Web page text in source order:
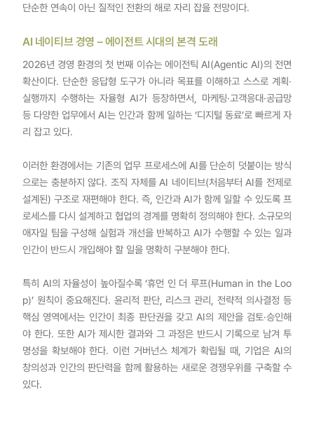
단순한 연속이 아닌 질적인 전환의 해로 자리 잡을 전망이다.
AI 네이티브 경영 – 에이전트 시대의 본격 도래
2026년 경영 환경의 첫 번째 이슈는 에이전틱 AI(Agentic AI)의 전면
확산이다. 단순한 응답형 도구가 아니라 목표를 이해하고 스스로 계획·
실행까지 수행하는 자율형 AI가 등장하면서, 마케팅·고객응대·공급망
등 다양한 업무에서 AI는 인간과 함께 일하는 ‘디지털 동료’로 빠르게 자
리 잡고 있다.
이러한 환경에서는 기존의 업무 프로세스에 AI를 단순히 덧붙이는 방식
으로는 충분하지 않다. 조직 자체를 AI 네이티브(처음부터 AI를 전제로
설계된) 구조로 재편해야 한다. 즉, 인간과 AI가 함께 일할 수 있도록 프
로세스를 다시 설계하고 협업의 경계를 명확히 정의해야 한다. 소규모의
애자일 팀을 구성해 실험과 개선을 반복하고 AI가 수행할 수 있는 일과
인간이 반드시 개입해야 할 일을 명확히 구분해야 한다.
특히 AI의 자율성이 높아질수록 ‘휴먼 인 더 루프(Human in the Loo
p)’ 원칙이 중요해진다. 윤리적 판단, 리스크 관리, 전략적 의사결정 등
핵심 영역에서는 인간이 최종 판단권을 갖고 AI의 제안을 검토·승인해
야 한다. 또한 AI가 제시한 결과와 그 과정은 반드시 기록으로 남겨 투
명성을 확보해야 한다. 이런 거버넌스 체계가 확립될 때, 기업은 AI의
창의성과 인간의 판단력을 함께 활용하는 새로운 경쟁우위를 구축할 수
있다.